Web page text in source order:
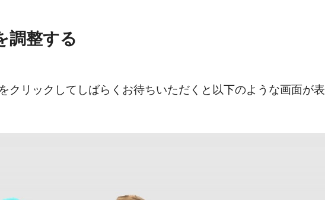
調整する
クリックしてしばらくお待ちいただくと以下のような画面が表